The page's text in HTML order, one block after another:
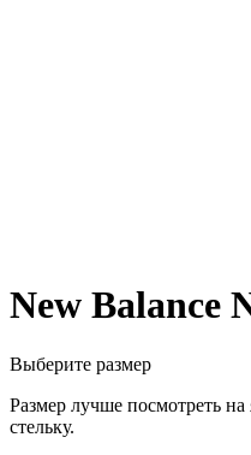
New Balance
Выберите размер
Размер лучше посмотреть
стельку.